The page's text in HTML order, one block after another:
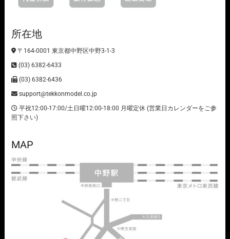
所在地
〒164-0001 東京都中野区中野3-1-3
(03) 6382-6433
(03) 6382-6436
support@tekkonmodel.co.jp
平祝12:00-17:00/土日曜12:00-18:00 月曜定休 (営業日カレンダーをご参
照下さい)
MAP